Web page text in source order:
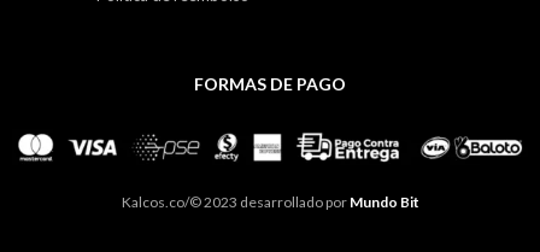
FORMAS DE PAGO
Kalcos.co/© 2023 desarrollado por Mundo Bit